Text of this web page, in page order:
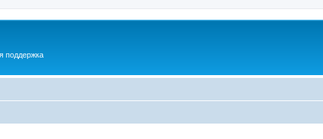
поддержка